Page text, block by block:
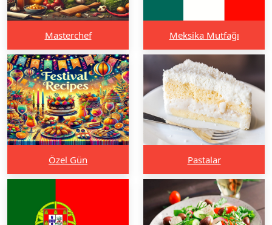
Masterchef Meksika Mutfağı
Özel Gün Pastalar